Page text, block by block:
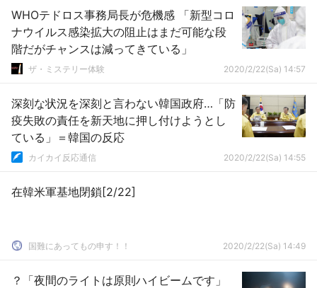
WHOテドロス事務局長が危機感 「新型コロ
ナウイルス感染拡大の阻止はまだ可能な段
階だがチャンスは減ってきている」
ザ・ミステリー体験 2020/2/22(Sa) 14:57
深刻な状況を深刻と言わない韓国政府…「防
疫失敗の責任を新天地に押し付けようとし
ている」＝韓国の反応
カイカイ反応通信 2020/2/22(Sa) 14:55
在韓米軍基地閉鎖[2/22]
国難にあってもの申す！！ 2020/2/22(Sa) 14:49
？「夜間のライトは原則ハイビームです」